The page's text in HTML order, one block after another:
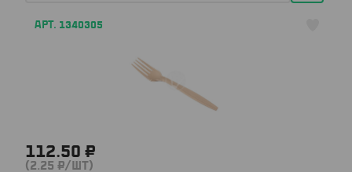
АРТ. 1340305
112.50 ₽
(2.25 ₽/ШТ)